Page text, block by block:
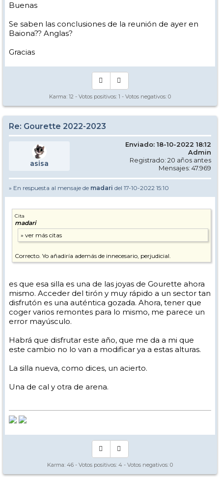
Buenas
Se saben las conclusiones de la reunión de ayer en
Baiona?? Anglas?
Gracias
Karma: 12 - Votos positivos: 1 - Votos negativos: 0
Re: Gourette 2022-2023
asisa
Enviado: 18-10-2022 18:12
Admin
Registrado: 20 años antes
Mensajes: 47.969
» En respuesta al mensaje de madari del 17-10-2022 15:10
Cita
madari
Correcto. Yo añadiría además de innecesario, perjudicial.
es que esa silla es una de las joyas de Gourette ahora
mismo. Acceder del tirón y muy rápido a un sector tan
disfrutón es una auténtica gozada. Ahora, tener que
coger varios remontes para lo mismo, me parece un
error mayúsculo.
Habrá que disfrutar este año, que me da a mi que
este cambio no lo van a modificar ya a estas alturas.
La silla nueva, como dices, un acierto.
Una de cal y otra de arena.
Karma: 46 - Votos positivos: 4 - Votos negativos: 0